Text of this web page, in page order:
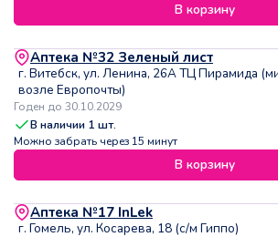
В корзину
Аптека №32 Зеленый лист
г. Витебск, ул. Ленина, 26А ТЦ Пирамида
возле Европочты)
Годен до 30.10.2029
В наличии 1 шт.
Можно забрать через 15 минут
В корзину
Аптека №17 InLek
г. Гомель, ул. Косарева, 18 (с/м Гиппо)